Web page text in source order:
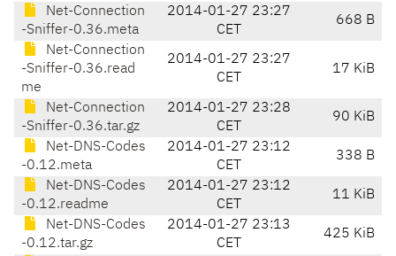
Net-Connection
-Sniffer-0.36.meta
2014-01-27 23:27
CET
668 B
Net-Connection
-Sniffer-0.36.read
me
2014-01-27 23:27
CET
17 KiB
Net-Connection
-Sniffer-0.36.tar.gz
2014-01-27 23:28
CET
90 KiB
Net-DNS-Codes
-0.12.meta
2014-01-27 23:12
CET
338 B
Net-DNS-Codes
-0.12.readme
2014-01-27 23:12
CET
11 KiB
Net-DNS-Codes
-0.12.tar.gz
2014-01-27 23:13
CET
425 KiB